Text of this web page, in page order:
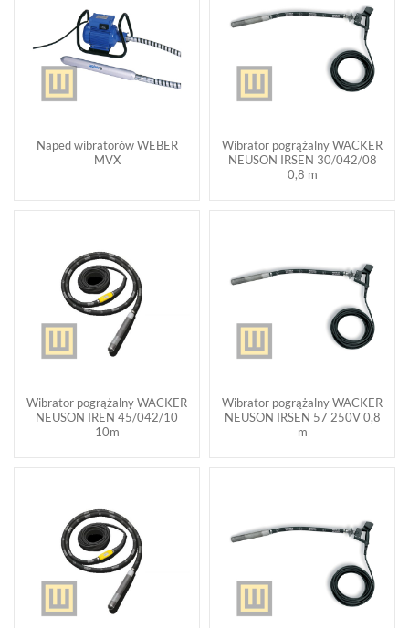
Naped wibratorów WEBER
MVX
Wibrator pogrążalny WACKER
NEUSON IRSEN 30/042/08
0,8 m
Wibrator pogrążalny WACKER
NEUSON IREN 45/042/10
10m
Wibrator pogrążalny WACKER
NEUSON IRSEN 57 250V 0,8
m